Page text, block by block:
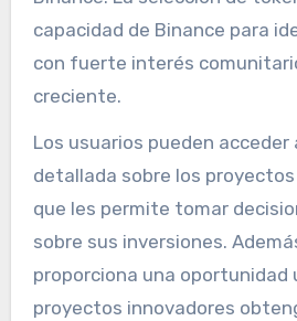
capacidad de Binance para
con fuerte interés
creciente.
Los usuarios pueden
detallada sobre los
que les permite tomar
sobre sus inversiones.
proporciona una oportunidad
proyectos innovadores